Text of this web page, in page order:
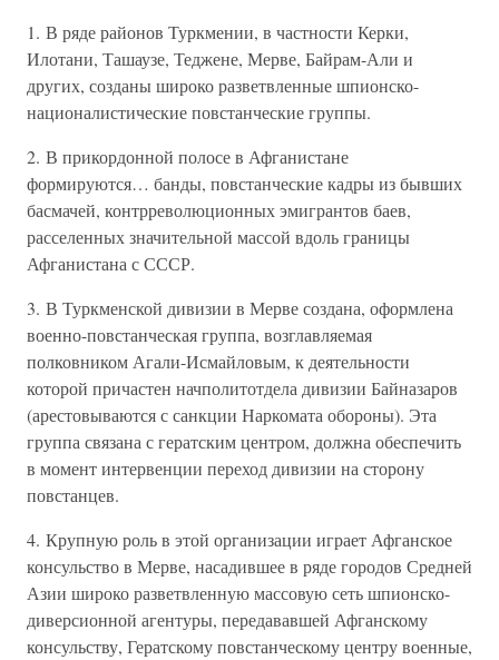
1. В ряде районов Туркмении, в частности Керки,
Илотани, Ташаузе, Теджене, Мерве, Байрам-Али и
других, созданы широко разветвленные шпионско-
националистические повстанческие группы.
2. В прикордонной полосе в Афганистане
формируются… банды, повстанческие кадры из бывших
басмачей, контрреволюционных эмигрантов баев,
расселенных значительной массой вдоль границы
Афганистана с СССР.
3. В Туркменской дивизии в Мерве создана, оформлена
военно-повстанческая группа, возглавляемая
полковником Агали-Исмайловым, к деятельности
которой причастен начполитотдела дивизии Байназаров
(арестовываются с санкции Наркомата обороны). Эта
группа связана с гератским центром, должна обеспечить
в момент интервенции переход дивизии на сторону
повстанцев.
4. Крупную роль в этой организации играет Афганское
консульство в Мерве, насадившее в ряде городов Средней
Азии широко разветвленную массовую сеть шпионско-
диверсионной агентуры, передававшей Афганскому
консульству, Гератскому повстанческому центру военные,